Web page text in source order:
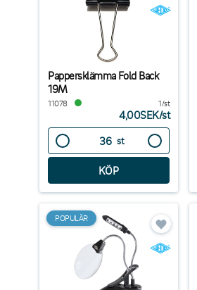
Pappersklämma Fold Back
19M
11078 1/st
4,00SEK/st
st
POPULÄR